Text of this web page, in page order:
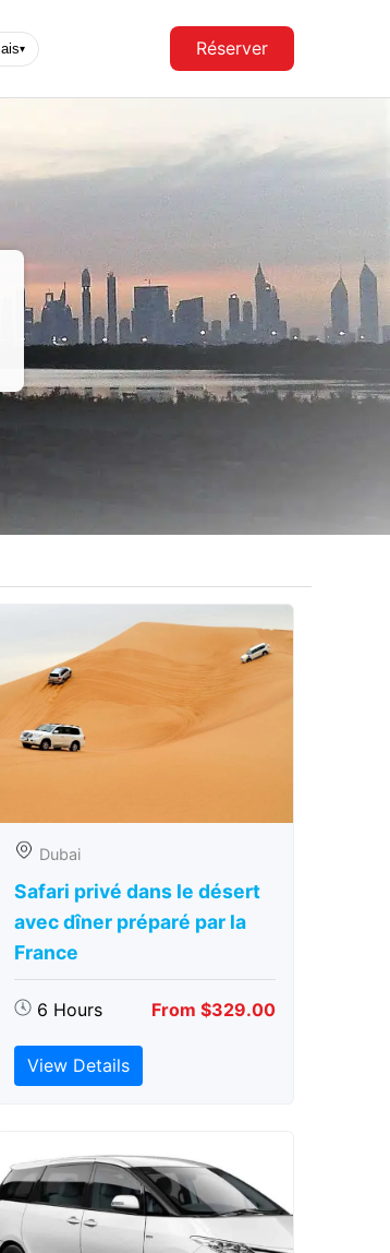
▾ Réserver
Dubai
Safari privé dans le désert
avec dîner préparé par la
France
6 Hours From $329.00
View Details